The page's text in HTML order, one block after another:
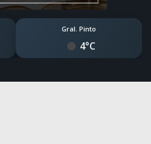
Gral. Pinto
4°C